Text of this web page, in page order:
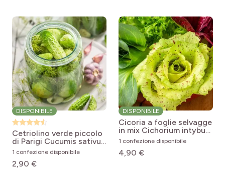
DISPONIBILE
Cetriolino verde piccolo
di Parigi Cucumis sativus
Vert Petit de Paris
1 confezione disponibile
2,90 €
DISPONIBILE
Cicoria a foglie selvagge
in mix Cichorium intybus
Mix
1 confezione disponibile
4,90 €